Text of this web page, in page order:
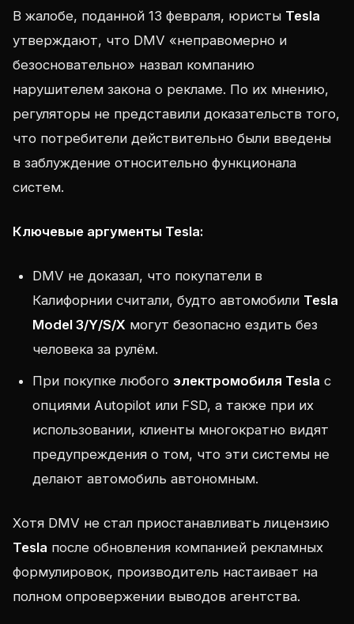
В жалобе, поданной 13 февраля, юристы Tesla
утверждают, что DMV «неправомерно и
безосновательно» назвал компанию
нарушителем закона о рекламе. По их мнению,
регуляторы не представили доказательств того,
что потребители действительно были введены
в заблуждение относительно функционала
систем.
Ключевые аргументы Tesla:
DMV не доказал, что покупатели в
Калифорнии считали, будто автомобили Tesla
Model 3/Y/S/X могут безопасно ездить без
человека за рулём.
При покупке любого электромобиля Tesla с
опциями Autopilot или FSD, а также при их
использовании, клиенты многократно видят
предупреждения о том, что эти системы не
делают автомобиль автономным.
Хотя DMV не стал приостанавливать лицензию
Tesla после обновления компанией рекламных
формулировок, производитель настаивает на
полном опровержении выводов агентства.